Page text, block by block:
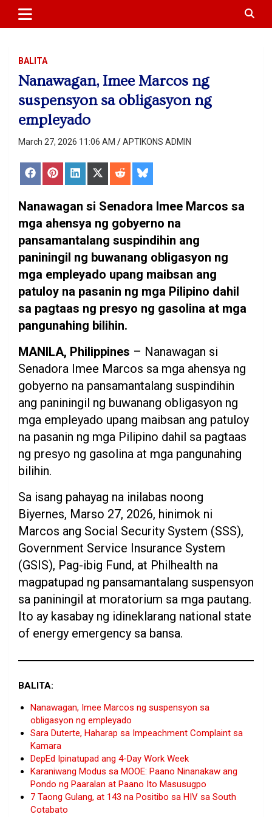
content
BALITA
Nanawagan, Imee Marcos ng
suspensyon sa obligasyon ng
empleyado
March 27, 2026 11:06 AM APTIKONS ADMIN
ShareShare Share ShareShareShare
Nanawagan si Senadora Imee Marcos sa
mga ahensya ng gobyerno na
pansamantalang suspindihin ang
paniningil ng buwanang obligasyon ng
mga empleyado upang maibsan ang
patuloy na pasanin ng mga Pilipino dahil
sa pagtaas ng presyo ng gasolina at mga
pangunahing bilihin.
MANILA, Philippines – Nanawagan si
Senadora Imee Marcos sa mga ahensya ng
gobyerno na pansamantalang suspindihin
ang paniningil ng buwanang obligasyon ng
mga empleyado upang maibsan ang patuloy
na pasanin ng mga Pilipino dahil sa pagtaas
ng presyo ng gasolina at mga pangunahing
bilihin.
Sa isang pahayag na inilabas noong
Biyernes, Marso 27, 2026, hinimok ni
Marcos ang Social Security System (SSS),
Government Service Insurance System
(GSIS), Pag-ibig Fund, at Philhealth na
magpatupad ng pansamantalang suspensyon
sa paniningil at moratorium sa mga pautang.
Ito ay kasabay ng idineklarang national state
of energy emergency sa bansa.
BALITA:
Nanawagan, Imee Marcos ng suspensyon sa
obligasyon ng empleyado
Sara Duterte, Haharap sa Impeachment Complaint sa
Kamara
DepEd Ipinatupad ang 4-Day Work Week
Karaniwang Modus sa MOOE: Paano Ninanakaw ang
Pondo ng Paaralan at Paano Ito Masusugpo
7 Taong Gulang, at 143 na Positibo sa HIV sa South
Cotabato